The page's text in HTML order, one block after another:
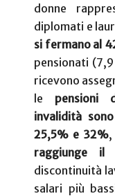
donne
diplomati e
si fermano al
pensionati
ricevono
le pensioni
invalidità
25,5% e 32%,
raggiunge il
discontinuità
salari più